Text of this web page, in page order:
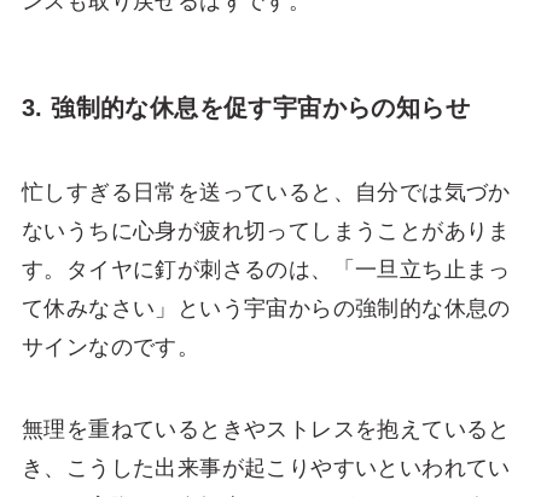
3. 強制的な休息を促す宇宙からの知らせ
忙しすぎる日常を送っていると、自分では気づか
ないうちに心身が疲れ切ってしまうことがありま
す。タイヤに釘が刺さるのは、「一旦立ち止まっ
て休みなさい」という宇宙からの強制的な休息の
サインなのです。
無理を重ねているときやストレスを抱えていると
き、こうした出来事が起こりやすいといわれてい